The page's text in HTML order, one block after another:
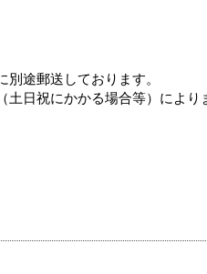
途郵送しております。
日祝にかかる場合等）によ